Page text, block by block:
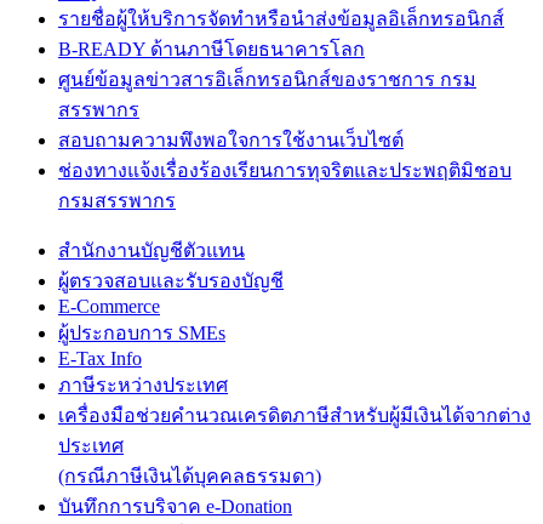
รายชื่อผู้ให้บริการจัดทำหรือนำส่งข้อมูลอิเล็กทรอนิกส์
B-READY ด้านภาษีโดยธนาคารโลก
ศูนย์ข้อมูลข่าวสารอิเล็กทรอนิกส์ของราชการ กรม
สรรพากร
สอบถามความพึงพอใจการใช้งานเว็บไซต์
ช่องทางแจ้งเรื่องร้องเรียนการทุจริตและประพฤติมิชอบ
กรมสรรพากร
สำนักงานบัญชีตัวแทน
ผู้ตรวจสอบและรับรองบัญชี
E-Commerce
ผู้ประกอบการ SMEs
E-Tax Info
ภาษีระหว่างประเทศ
เครื่องมือช่วยคำนวณเครดิตภาษีสำหรับผู้มีเงินได้จากต่าง
ประเทศ
(กรณีภาษีเงินได้บุคคลธรรมดา)
บันทึกการบริจาค e-Donation